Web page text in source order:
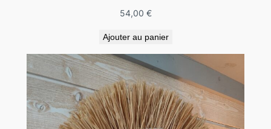
e
l
e
t
54,00 €
Ajouter au panier